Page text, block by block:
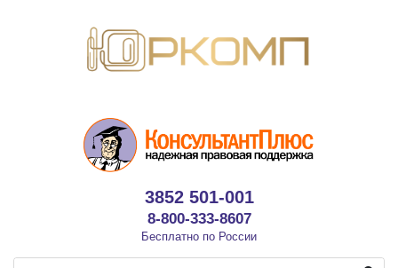
3852 501-001
8-800-333-8607
Бесплатно по России